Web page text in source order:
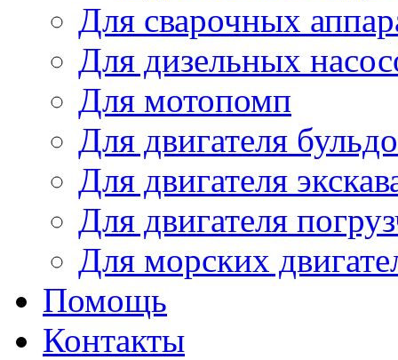
Для сварочных
Для дизельных
Для мотопомп
Для двигателя
Для двигателя
Для двигателя
Для морских
Помощь
Контакты